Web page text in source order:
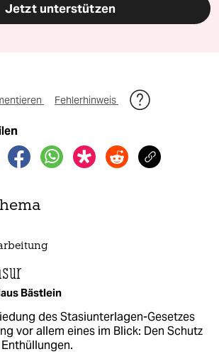
Jetzt unterstützen
Fehlerhinweis
Bästlein
des Stasiunterlagen-Gesetzes
vor allem eines im Blick: Den Schutz